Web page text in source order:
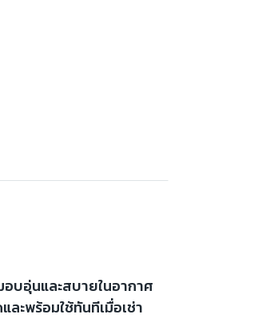
บอุ่นและสบายในอากาศ
ะพร้อมใช้ทันทีเมื่อเช่า